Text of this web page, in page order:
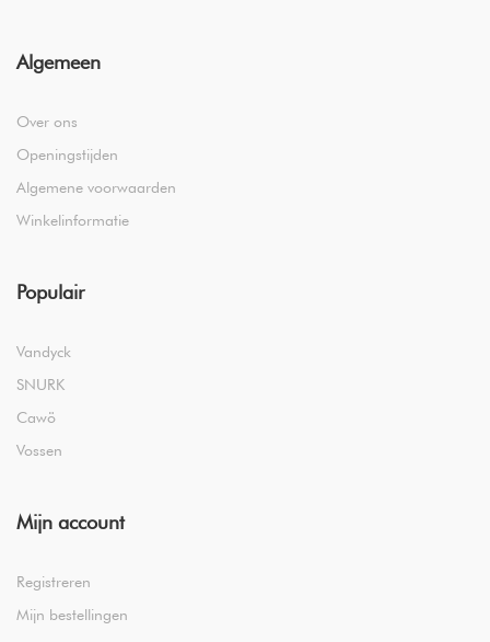
Algemeen
Over ons
Openingstijden
Algemene voorwaarden
Winkelinformatie
Populair
Vandyck
SNURK
Cawö
Vossen
Mijn account
Registreren
Mijn bestellingen